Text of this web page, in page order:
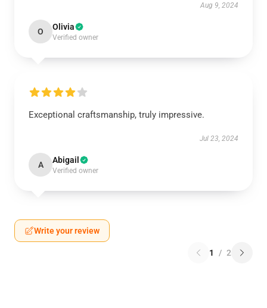
Aug 9, 2024
O Olivia
Verified owner
Exceptional craftsmanship, truly impressive.
Jul 23, 2024
A Abigail
Verified owner
Write your review
1 / 2